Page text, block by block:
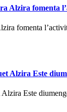
Alzira fomenta
fomenta
Alzira Este
Este